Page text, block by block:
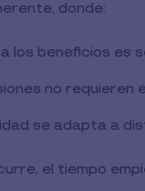
donde:
los beneficios es
no requieren
se adapta a
el tiempo